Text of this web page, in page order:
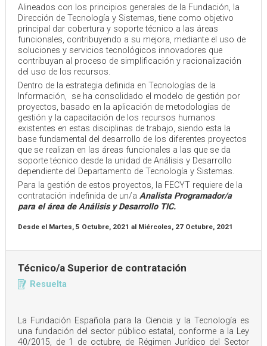
Alineados con los principios generales de la Fundación, la
Dirección de Tecnología y Sistemas, tiene como objetivo
principal dar cobertura y soporte técnico a las áreas
funcionales, contribuyendo a su mejora, mediante el uso de
soluciones y servicios tecnológicos innovadores que
contribuyan al proceso de simplificación y racionalización
del uso de los recursos.
Dentro de la estrategia definida en Tecnologías de la
Información, se ha consolidado el modelo de gestión por
proyectos, basado en la aplicación de metodologías de
gestión y la capacitación de los recursos humanos
existentes en estas disciplinas de trabajo, siendo esta la
base fundamental del desarrollo de los diferentes proyectos
que se realizan en las áreas funcionales a las que se da
soporte técnico desde la unidad de Análisis y Desarrollo
dependiente del Departamento de Tecnología y Sistemas.
Para la gestión de estos proyectos, la FECYT requiere de la
contratación indefinida de un/a Analista Programador/a
para el área de Análisis y Desarrollo TIC.
Desde el Martes, 5 Octubre, 2021 al Miércoles, 27 Octubre, 2021
Técnico/a Superior de contratación
Resuelta
La Fundación Española para la Ciencia y la Tecnología es
una fundación del sector público estatal, conforme a la Ley
40/2015, de 1 de octubre, de Régimen Jurídico del Sector